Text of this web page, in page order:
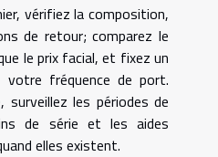
vérifiez la composition,
de retour; comparez le
le prix facial, et fixez un
votre fréquence de port.
surveillez les périodes de
de série et les aides
elles existent.